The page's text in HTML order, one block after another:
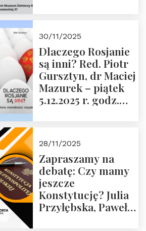
zwiedzanie
Muzeum Żołnierzy
Wyklętych i
Więźniów
Politycznych PRL o
godz. 16:00 – 19
30/11/2025
Dlaczego Rosjanie
są inni? Red. Piotr
Gursztyn, dr Maciej
Mazurek – piątek
5.12.2025 r. godz.
28/11/2025
Zapraszamy na
debatę: Czy mamy
jeszcze
Konstytucję? Julia
Przyłębska, Paweł